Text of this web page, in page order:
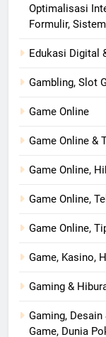
Optimalisasi
Formulir,
Edukasi Digital
Gambling, Slot
Game Online
Game Online &
Game Online,
Game Online,
Game Online,
Game, Kasino,
Gaming &
Gaming,
Game, Dunia